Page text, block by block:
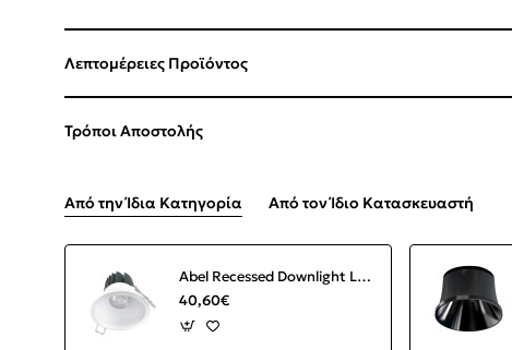
Λεπτομέρειες Προϊόντος
Τρόποι Αποστολής
Από την Ίδια Κατηγορία Από τον Ίδιο Κατασκευαστή
Abel Recessed Downlight LED 12W 3000K 1000 lm Round White IP44
40,60€